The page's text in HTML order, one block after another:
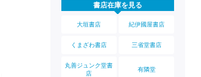
書店在庫を見る
大垣書店 紀伊國屋書店
くまざわ書店 三省堂書店
丸善ジュンク堂書
店
有隣堂